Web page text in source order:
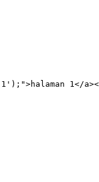
1</